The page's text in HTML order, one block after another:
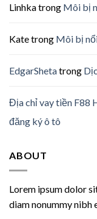
Linhkatrong Môi bị
Katetrong Môi bị
EdgarShetatrong
Địa chỉ vay tiền F88
đăng ký ô tô
ABOUT
Lorem ipsum dolor
diam nonummy nibh